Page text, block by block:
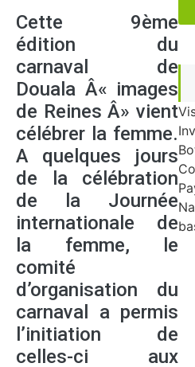
Cette 9ème
édition du
carnaval de
Douala Â« images
de Reines Â» vient
célébrer la femme.
A quelques jours
de la célébration
de la Journée
internationale de
la femme, le
comité
d’organisation du
carnaval a permis
l’initiation de
celles-ci aux